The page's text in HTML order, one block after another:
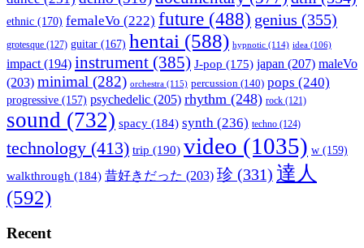
ethnic (170) femaleVo (222) future (488) genius (355)
grotesque (127) guitar (167) hentai (588) hypnotic (114) idea (106)
impact (194) instrument (385) J-pop (175) japan (207) maleVo
(203) minimal (282) orchestra (115) percussion (140) pops (240)
progressive (157) psychedelic (205) rhythm (248) rock (121)
sound (732) spacy (184) synth (236) techno (124)
technology (413) trip (190) video (1035) w (159)
walkthrough (184) 昔好きだった (203) 珍 (331) 達人
(592)
Recent